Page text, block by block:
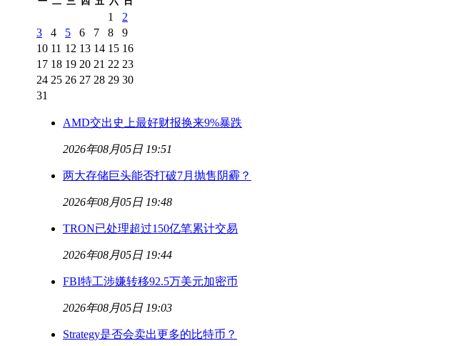
1
2
3
4 5 6 7 8
9
10 11 12 13 14 15 16
17 18 19 20 21 22 23
24 25 26 27 28 29 30
31
AMD交出史上最好财报换来9%暴跌
2026年08月05日 19:51
两大存储巨头能否打破7月抛售阴霾？
2026年08月05日 19:48
TRON已处理超过150亿笔累计交易
2026年08月05日 19:44
FBI特工涉嫌转移92.5万美元加密币
2026年08月05日 19:03
Strategy是否会卖出更多的比特币？